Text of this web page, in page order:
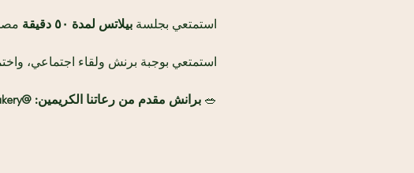
استمتعي بجلسة بيلاتس لمدة ٥٠ دقيقة
استمتعي بوجبة برنش ولقاء اجتماعي،
🥗 برانش مقدم من رعاتنا الكريمين: @tookindbakery